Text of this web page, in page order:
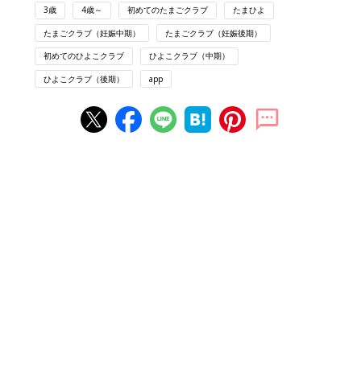
3歳 4歳～ 初めてのたまごクラブ たまひよ
たまごクラブ（妊娠中期） たまごクラブ（妊娠後期）
初めてのひよこクラブ ひよこクラブ（中期）
ひよこクラブ（後期） app